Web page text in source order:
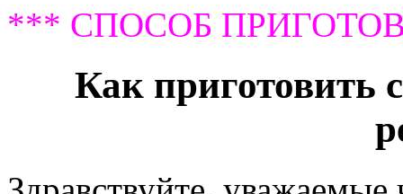
*** СПОСОБ
Как приготовить